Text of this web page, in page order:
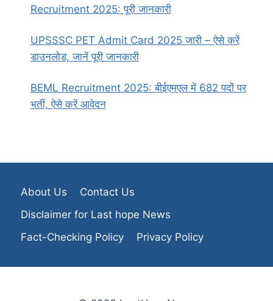
Recruitment 2025: पूरी जानकारी
UPSSSC PET Admit Card 2025 जारी – ऐसे करें
डाउनलोड, जानें पूरी जानकारी
BEML Recruitment 2025: बीईएमएल में 682 पदों पर
भर्ती, ऐसे करें आवेदन
About Us
Contact Us
Disclaimer for Last hope News
Fact-Checking Policy
Privacy Policy